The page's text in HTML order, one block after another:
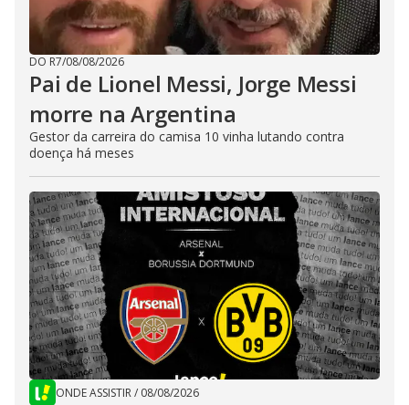
DO R7/08/08/2026
Pai de Lionel Messi, Jorge Messi
morre na Argentina
Gestor da carreira do camisa 10 vinha lutando contra
doença há meses
ONDE ASSISTIR/ 08/08/2026